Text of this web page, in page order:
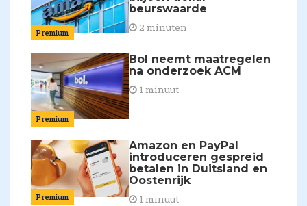
Premium
beurswaarde
2 minuten
Premium
Bol neemt maatregelen
na onderzoek ACM
1 minuut
Premium
Amazon en PayPal
introduceren gespreid
betalen in Duitsland en
Oostenrijk
1 minuut